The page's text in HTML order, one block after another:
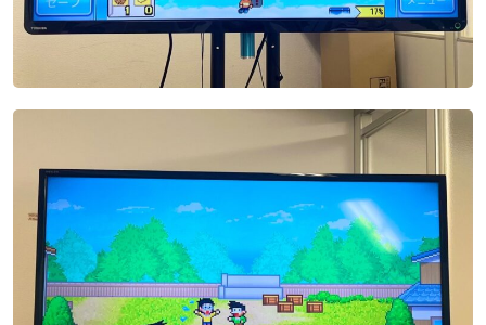
お知らせ
AIあべ不登校相談室
045-444-2540
閉じる